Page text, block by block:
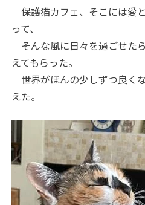
保護猫カフェ、そこには愛
って、
そんな風に日々を過ごせた
えてもらった。
世界がほんの少しずつ良く
えた。